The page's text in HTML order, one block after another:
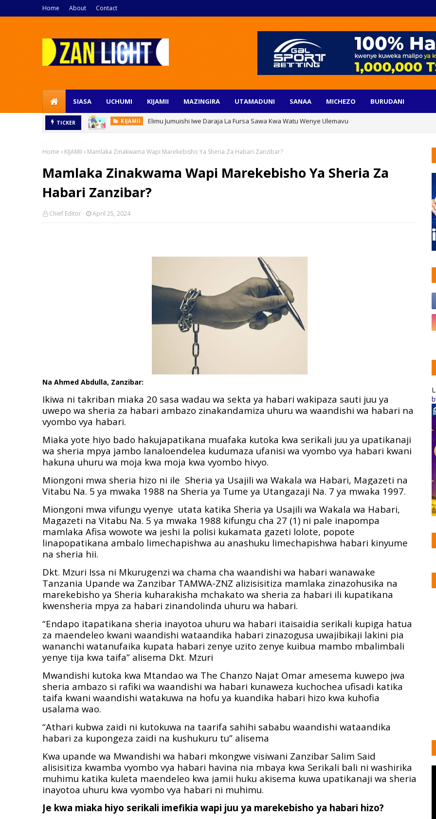
Home About Contact
SIASA UCHUMI KIJAMII MAZINGIRA UTAMADUNI SANAA MICHEZO BURUDANI
TICKER
Elimu Jumuishi Iwe Daraja La Fursa Sawa Kwa Watu Wenye Ulemavu
Utelekezaji Wa Watoto Ndani Ya Familia Bado Ni Changamoto Inayohitaji Hatua Za Pamoja
Home KIJAMII Mamlaka Zinakwama Wapi Marekebisho Ya Sheria Za Habari Zanzibar?
Mamlaka Zinakwama Wapi Marekebisho Ya Sheria Za
Habari Zanzibar?
Chief Editor April 25, 2024
Na Ahmed Abdulla, Zanzibar:
Ikiwa ni takriban miaka 20 sasa wadau wa sekta ya habari wakipaza sauti juu ya
uwepo wa sheria za habari ambazo zinakandamiza uhuru wa waandishi wa habari na
vyombo vya habari.
Miaka yote hiyo bado hakujapatikana muafaka kutoka kwa serikali juu ya upatikanaji
wa sheria mpya jambo lanaloendelea kudumaza ufanisi wa vyombo vya habari kwani
hakuna uhuru wa moja kwa moja kwa vyombo hivyo.
Miongoni mwa sheria hizo ni ile Sheria ya Usajili wa Wakala wa Habari, Magazeti na
Vitabu Na. 5 ya mwaka 1988 na Sheria ya Tume ya Utangazaji Na. 7 ya mwaka 1997.
Miongoni mwa vifungu vyenye utata katika Sheria ya Usajili wa Wakala wa Habari,
Magazeti na Vitabu Na. 5 ya mwaka 1988 kifungu cha 27 (1) ni pale inapompa
mamlaka Afisa wowote wa jeshi la polisi kukamata gazeti lolote, popote
linapopatikana ambalo limechapishwa au anashuku limechapishwa habari kinyume
na sheria hii.
Dkt. Mzuri Issa ni Mkurugenzi wa chama cha waandishi wa habari wanawake
Tanzania Upande wa Zanzibar TAMWA-ZNZ alizisisitiza mamlaka zinazohusika na
marekebisho ya Sheria kuharakisha mchakato wa sheria za habari ili kupatikana
kwensheria mpya za habari zinandolinda uhuru wa habari.
“Endapo itapatikana sheria inayotoa uhuru wa habari itaisaidia serikali kupiga hatua
za maendeleo kwani waandishi wataandika habari zinazogusa uwajibikaji lakini pia
wananchi watanufaika kupata habari zenye uzito zenye kuibua mambo mbalimbali
yenye tija kwa taifa” alisema Dkt. Mzuri
Mwandishi kutoka kwa Mtandao wa The Chanzo Najat Omar amesema kuwepo jwa
sheria ambazo si rafiki wa waandishi wa habari kunaweza kuchochea ufisadi katika
taifa kwani waandishi watakuwa na hofu ya kuandika habari hizo kwa kuhofia
usalama wao.
“Athari kubwa zaidi ni kutokuwa na taarifa sahihi sababu waandishi wataandika
habari za kupongeza zaidi na kushukuru tu” alisema
Kwa upande wa Mwandishi wa habari mkongwe visiwani Zanzibar Salim Said
alisisitiza kwamba vyombo vya habari havina nia mbaya kwa Serikali bali ni washirika
muhimu katika kuleta maendeleo kwa jamii huku akisema kuwa upatikanaji wa sheria
inayotoa uhuru kwa vyombo vya habari ni muhimu.
Je kwa miaka hiyo serikali imefikia wapi juu ya marekebisho ya habari hizo?